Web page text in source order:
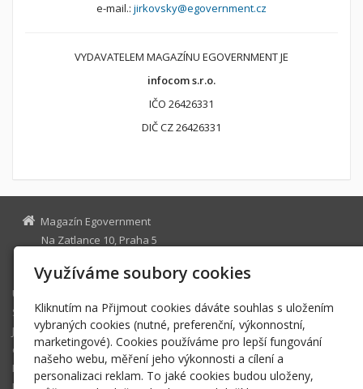
e-mail.: jirkovsky@egovernment.cz
VYDAVATELEM MAGAZÍNU EGOVERNMENT JE
infocom s.r.o.
IČO 26426331
DIČ CZ 26426331
Magazín Egovernment
Na Zatlance 10, Praha 5
egovernment@egovernment.cz
Úvodní stránka
STUDIO
JIHLAVA
eOSOBNOST
ROK INFORMATIKY
Využíváme soubory cookies
Kliknutím na Přijmout cookies dáváte souhlas s uložením
vybraných cookies (nutné, preferenční, výkonnostní,
marketingové). Cookies používáme pro lepší fungování
našeho webu, měření jeho výkonnosti a cílení a
personalizaci reklam. To jaké cookies budou uloženy,